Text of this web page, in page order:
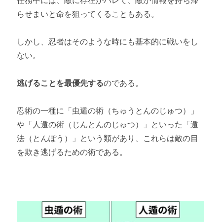
らせまいと命を狙ってくることもある。
しかし、忍者はそのような時にも基本的に戦いをし
ない。
逃げることを最優先するのである。
忍術の一種に「虫遁の術（ちゅうとんのじゅつ）」
や「人遁の術（じんとんのじゅつ）」といった「遁
法（とんぽう）」という類があり、これらは敵の目
を欺き逃げるための術である。